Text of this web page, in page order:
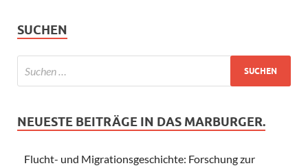
SUCHEN
NEUESTE BEITRÄGE IN DAS MARBURGER.
Flucht- und Migrationsgeschichte: Forschung zur